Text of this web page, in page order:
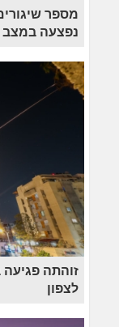
מספר
נפצעה במצב
זוהתה פגיעה
לצפון